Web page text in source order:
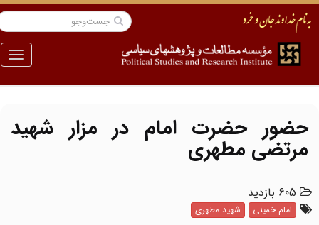
منو
حضور حضرت امام در مزار شهید
مرتضی مطهری
605 بازدید
امام خمینی شهید مطهری